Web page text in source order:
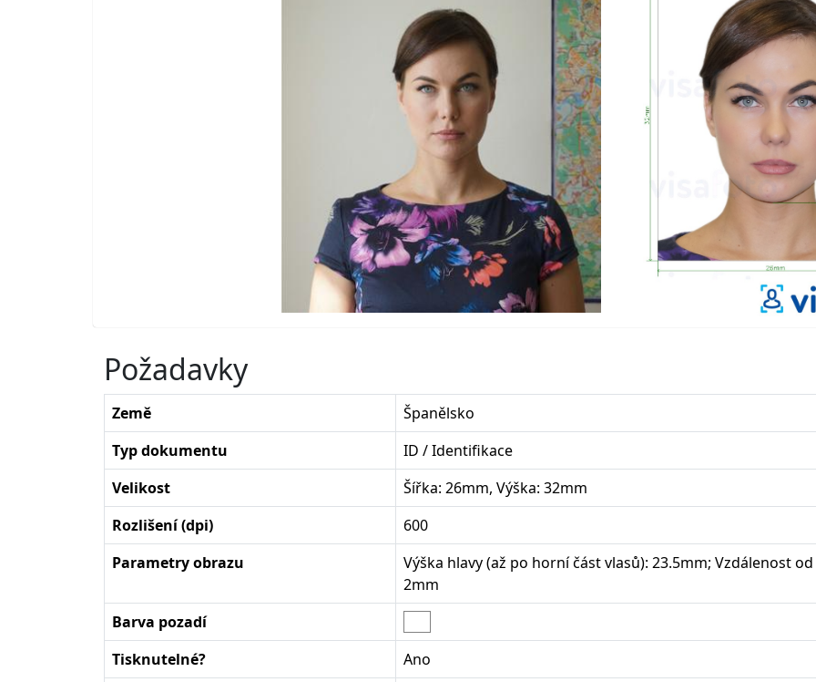
Požadavky
Země
Španělsko
Typ dokumentu
ID / Identifikace
Velikost
Šířka: 26mm, Výška: 32mm
Rozlišení (dpi)
600
Parametry obrazu
Výška hlavy (až po horní část vlasů): 23.5mm; Vzdálenost
2mm
Barva pozadí
Tisknutelné?
Ano